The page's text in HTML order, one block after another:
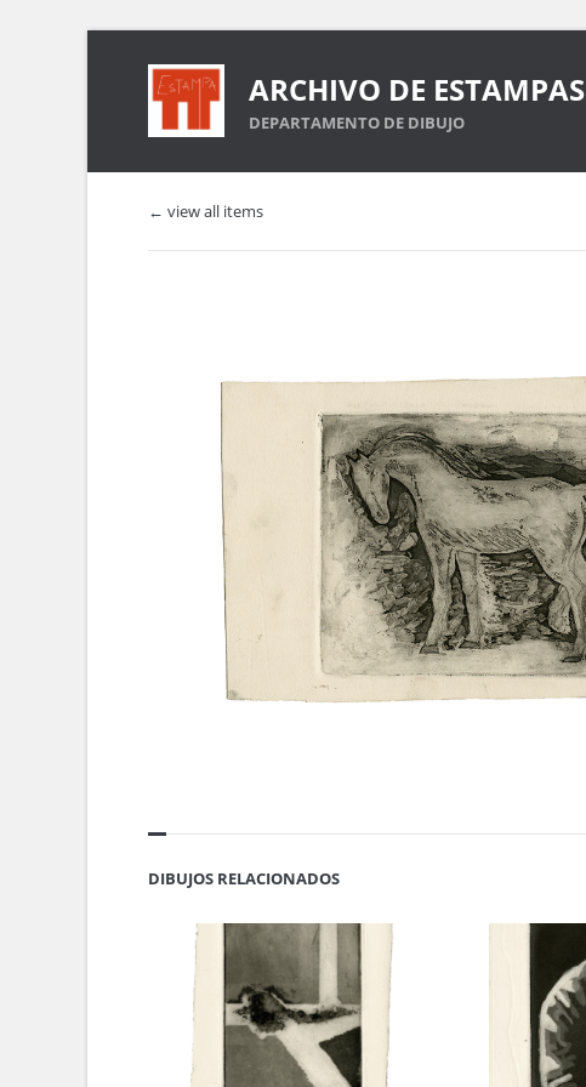
ARCHIVO DE ESTAMPAS
DEPARTAMENTO DE DIBUJO
← view all items
DIBUJOS RELACIONADOS